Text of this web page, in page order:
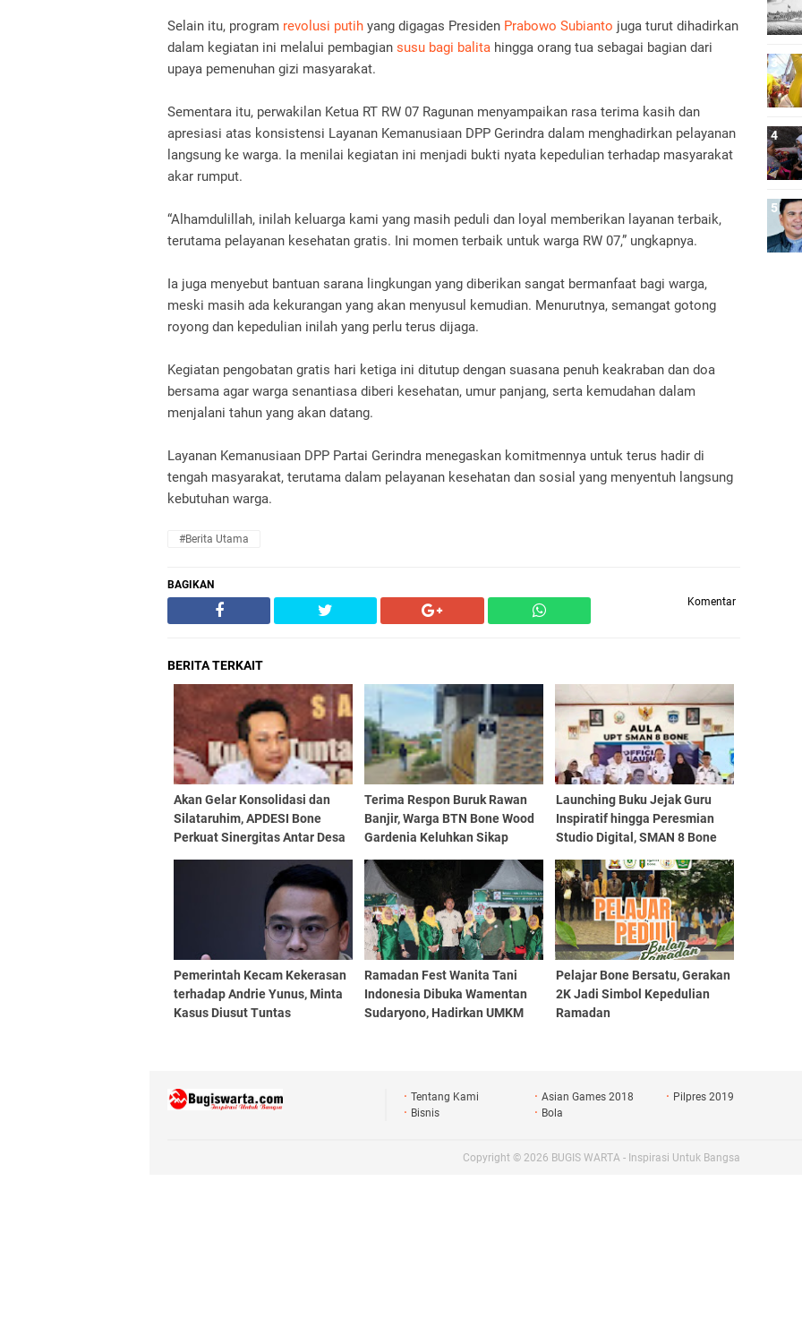
Selain itu, program revolusi putih yang digagas Presiden Prabowo Subianto juga turut dihadirkan
dalam kegiatan ini melalui pembagian susu bagi balita hingga orang tua sebagai bagian dari
upaya pemenuhan gizi masyarakat.
Sementara itu, perwakilan Ketua RT RW 07 Ragunan menyampaikan rasa terima kasih dan
apresiasi atas konsistensi Layanan Kemanusiaan DPP Gerindra dalam menghadirkan pelayanan
langsung ke warga. Ia menilai kegiatan ini menjadi bukti nyata kepedulian terhadap masyarakat
akar rumput.
“Alhamdulillah, inilah keluarga kami yang masih peduli dan loyal memberikan layanan terbaik,
terutama pelayanan kesehatan gratis. Ini momen terbaik untuk warga RW 07,” ungkapnya.
Ia juga menyebut bantuan sarana lingkungan yang diberikan sangat bermanfaat bagi warga,
meski masih ada kekurangan yang akan menyusul kemudian. Menurutnya, semangat gotong
royong dan kepedulian inilah yang perlu terus dijaga.
Kegiatan pengobatan gratis hari ketiga ini ditutup dengan suasana penuh keakraban dan doa
bersama agar warga senantiasa diberi kesehatan, umur panjang, serta kemudahan dalam
menjalani tahun yang akan datang.
Layanan Kemanusiaan DPP Partai Gerindra menegaskan komitmennya untuk terus hadir di
tengah masyarakat, terutama dalam pelayanan kesehatan dan sosial yang menyentuh langsung
kebutuhan warga.
#berita Utama
BAGIKAN
Komentar
BERITA TERKAIT
Akan Gelar Konsolidasi dan
Silataruhim, APDESI Bone
Perkuat Sinergitas Antar Desa
Terima Respon Buruk Rawan
Banjir, Warga BTN Bone Wood
Gardenia Keluhkan Sikap
Launching Buku Jejak Guru
Inspiratif hingga Peresmian
Studio Digital, SMAN 8 Bone
Pendidikan
Pemerintah Kecam Kekerasan
terhadap Andrie Yunus, Minta
Kasus Diusut Tuntas
Ramadan Fest Wanita Tani
Indonesia Dibuka Wamentan
Sudaryono, Hadirkan UMKM
Pelajar Bone Bersatu, Gerakan
2K Jadi Simbol Kepedulian
Ramadan
Tentang Kami Asian Games 2018
Pilpres 2019
Bisnis
Bola
Copyright © 2026 BUGIS WARTA - Inspirasi Untuk Bangsa